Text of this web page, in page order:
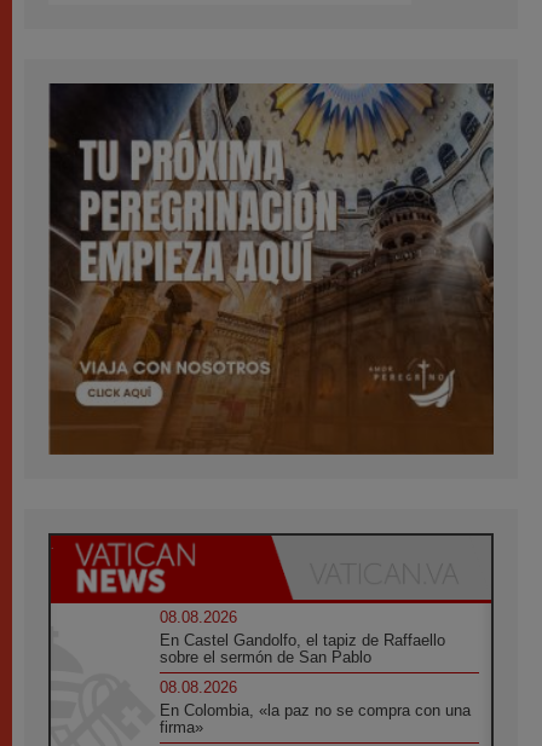
08.08.2026
En Castel Gandolfo, el tapiz de Raffaello
sobre el sermón de San Pablo
08.08.2026
En Colombia, «la paz no se compra con una
firma»